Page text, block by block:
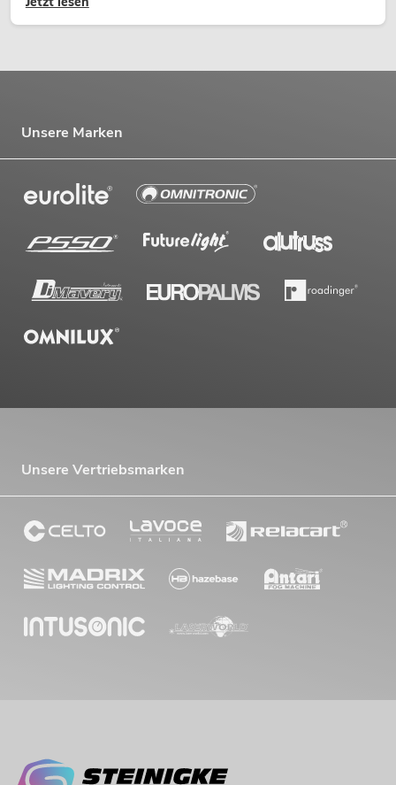
Unsere Marken
Unsere Vertriebsmarken